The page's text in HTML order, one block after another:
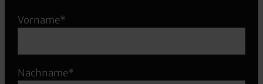
Vorname*
Nachname*